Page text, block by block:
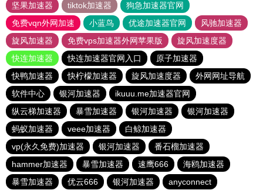
坚果加速器
tiktok加速器
狗急加速器官网
免费vqn外网加速
小蓝鸟 优途加速器官网
风驰加速器
旋风加速器
免费vps加速器外网苹果版
旋风加速度器
快连加速器
快连加速器官网入口
原子加速器
快鸭加速器
快柠檬加速器 旋风加速度器
外网网址导航
软件中心
银河加速器
ikuuu.me加速器官网
纵云梯加速器
暴雪加速器 银河加速器
银河加速器
蚂蚁加速器
veee加速器
白鲸加速器
vp(永久免费)加速器
银河加速器
番石榴加速器
hammer加速器
暴雪加速器 速鹰666
海鸥加速器
暴雪加速器
优云666 银河加速器 anyconnect